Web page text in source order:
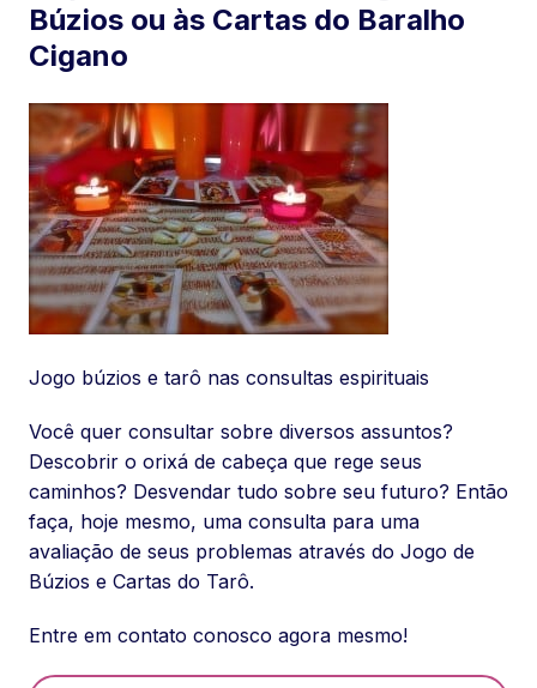
Búzios ou às Cartas do Baralho
Cigano
Jogo búzios e tarô nas consultas espirituais
Você quer consultar sobre diversos assuntos?
Descobrir o orixá de cabeça que rege seus
caminhos? Desvendar tudo sobre seu futuro? Então
faça, hoje mesmo, uma consulta para uma
avaliação de seus problemas através do Jogo de
Búzios e Cartas do Tarô.
Entre em contato conosco agora mesmo!